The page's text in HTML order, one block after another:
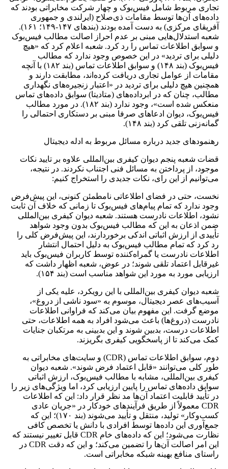
تجاری مربوط شامل فیس‌بوک و چهار شرکت مخابراتی بودند که
داده‌های آن‌ها توسط مقامات ذی‌صلاح (ایرلندی و جمهوری
آفریقای مرکزی) به ‌دست آمده بودند (بندهای ۱۴۷-۱۴۹؛ ۱۶۱).
شعبه استدلال‌هایی مبنی بر عدم احراز اصالت مطالب فیس‌بوک
و سوابق اطلاعات تماس را رد کرد. شعبه اعلام کرد که «هیچ
دلیلی برای تردید» در این خصوص وجود ندارد که مطالب
فیس‌بوک (بند ۱۴۸) و سوابق اطلاعات تماس (بند ۱۸۲) با آنچه
مقامات از عوامل تجاری دریافت کرده‌اند، مطابقت دارند و
همچنین هیچ دلیلی برای تردید در «اعتبار زنجیره‌های نگهداری
مطالب، چنان‌ که در ابرداده‌های (متادیتا) سوابق داده‌های تماس
منعکس شده است»، وجود ندارد (بند ۱۸۲). در مورد مطالب
فیس‌بوک، دیوان ادعاهای صرفا مبنی بر دستکاری احتمالی را
گمانه‌زنی تلقی کرد (بند ۱۴۸).
رهنمودهای جدید درباره مسائل مربوط به ادله دیجیتال
قضات شعبه پنجم دیوان کیفری بین‌المللی علاوه بر تایید نکات
موجود، از پرداختن به مسائل فنی اجتناب نکردند. در نتیجه،
می‌توانیم از این رای، نکات جدیدی را استخراج کنیم:
نخست، حتی در فضای اطلاعاتی نامطمئن کنونی، این پیش‌فرض
وجود ندارد که تمام پیام‌های فیس‌بوک تا زمانی که خلاف آن ثابت
نشود، اطلاعات نادرست هستند. شعبه دیوان کیفری بین‌المللی
ضمن اذعان به این که مطالب فیس‌بوک بدون وجود شواهد
تأییدی از ارزش اثباتی اندکی برخوردارند، این پیش‌فرض کلی را
رد کرد که تمام مطالب فیس‌بوک به دلیل احتمال انتشار
اطلاعات نادرست یا گمراه‌کننده توسط کاربران فیس‌بوک باید
غیرقابل ‌اعتماد تلقی شوند؛ در عوض، شعبه اظهار داشت که
ارزیابی مورد به مورد این شواهد مناسب است (بند ۱۵۴).
شعبه دیوان کیفری بین‌المللی با این رویکرد، علیه یکی از
آسیب‌های عصر دیجیتال، موسوم به «سود ناشی از دروغ»،
موضع گرفت. این مفهوم بیان می‌کند که فراوانی اطلاعات
نادرست (دروغ‌ها) باعث می‌شود افراد به همه اطلاعات، حتی
اطلاعات درست، بدبین شوند و این بدبینی به مرتکبان جنایات
کمک می‌کند تا از پاسخگویی کیفری بگریزند.
دوم، سوابق اطلاعات تماس (CDR) و سایت‌های مخابراتی به
‌طور کلی می‌توانند «قابل‌ اعتماد فرض شوند». شعبه دیوان
کیفری بین‌المللی، مشابه با مطالب فیس‌بوک، ارزش اثباتی
سوابق داده‌های تماس را پایین ارزیابی کرد، اما ویژگی‌های زیر را
در تأیید قابلیت اعتماد آن‌ها مد نظر قرار داد: این که اطلاعات
CDR معمولاً از طریق فرآیندهای خودکار در «جریان عادی
کسب‌وکار» تولید، منتقل و تأیید می‌شوند (بند ۱۷۰)؛ این که
جمع‌آوری این داده‌ها توسط افرادی با دانش یا تخصص کافی
نظارت می‌شود؛ این که داده‌های خام CDR قابل‌ تغییر نیستند که
این امر اصالت آن‌ها را تضمین می‌کند؛ و این که دقت CDR در
راستای منافع بهینه شبکه مخابراتی است.